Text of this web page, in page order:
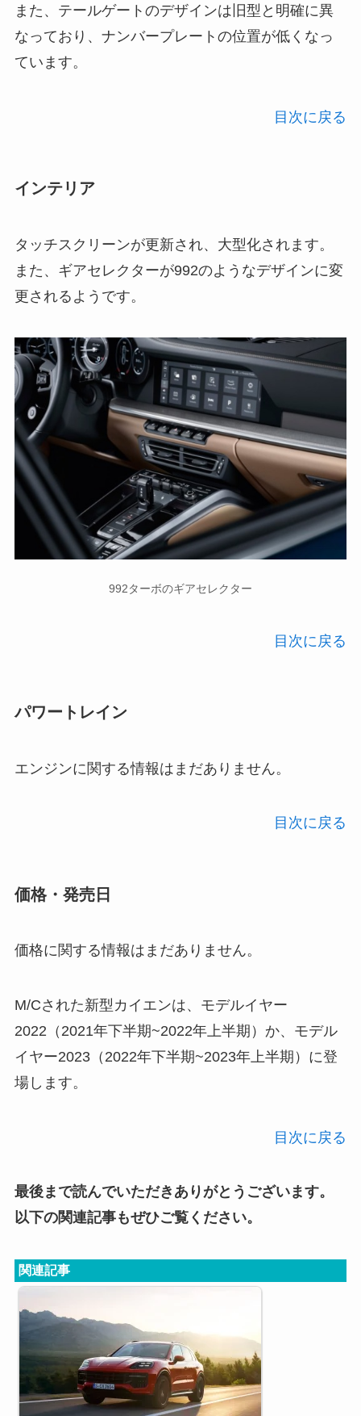
また、テールゲートのデザインは旧型と明確に異
なっており、ナンバープレートの位置が低くなっ
ています。
目次に戻る
インテリア
タッチスクリーンが更新され、大型化されます。
また、ギアセレクターが992のようなデザインに変
更されるようです。
992ターボのギアセレクター
目次に戻る
パワートレイン
エンジンに関する情報はまだありません。
目次に戻る
価格・発売日
価格に関する情報はまだありません。
M/Cされた新型カイエンは、モデルイヤー
2022（2021年下半期~2022年上半期）か、モデル
イヤー2023（2022年下半期~2023年上半期）に登
場します。
目次に戻る
最後まで読んでいただきありがとうございます。
以下の関連記事もぜひご覧ください。
関連記事